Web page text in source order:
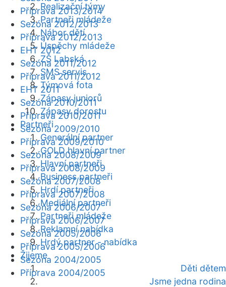
Realizační týmy
Partneři mládeže
Nábor dětí
Úspěchy mládeže
ZŠ Labská
SMS servis
Týmová fota
Zápasy juniorů
Zápasy dorostu
Partneři
Generální partner
GOLD hlavní partner
Hlavní partneři
Business partneři
Hrdí partneři
Mediální partneři
Partneři mládeže
Reklamní nabídka
Hrdý partner - nabídka
Žijeme
Děti dětem
Jsme jedna rodina
Příprava 2013/2014
Sezóna 2012/2013
Příprava 2012/2013
EHT 2012
Sezóna 2011/2012
Příprava 2011/2012
EHT 2011
Sezóna 2010/2011
Příprava 2010/2011
Sezóna 2009/2010
Příprava 2009/2010
Sezóna 2008/2009
Příprava 2008/2009
Sezóna 2007/2008
Příprava 2007/2008
Sezóna 2006/2007
Příprava 2006/2007
Sezóna 2005/2006
Příprava 2005/2006
Sezóna 2004/2005
Příprava 2004/2005